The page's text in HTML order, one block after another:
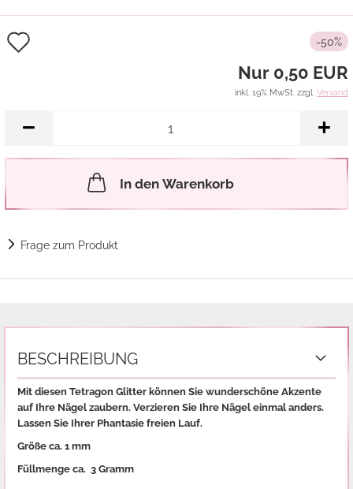
-50%
Nur 0,50 EUR
inkl. 19% MwSt. zzgl. Versand
In den Warenkorb
Frage zum Produkt
BESCHREIBUNG
Mit diesen Tetragon Glitter können Sie wunderschöne Akzente
auf Ihre Nägel zaubern. Verzieren Sie Ihre Nägel einmal anders.
Lassen Sie Ihrer Phantasie freien Lauf.
Größe ca. 1 mm
Füllmenge ca. 3 Gramm